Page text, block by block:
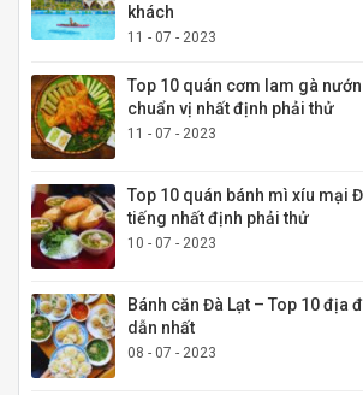
khách
11 - 07 - 2023
Top 10 quán cơm lam gà
chuẩn vị nhất định phải thử
11 - 07 - 2023
Top 10 quán bánh mì xíu mại
tiếng nhất định phải thử
10 - 07 - 2023
Bánh căn Đà Lạt – Top 10 địa
dẫn nhất
08 - 07 - 2023